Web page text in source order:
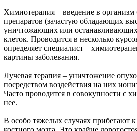
Химиотерапия – введение в
препаратов (зачастую обладающих
уничтожающих или
клеток. Проводится в несколько
определяет специалист –
картины заболевания.
Лучевая терапия – уничтожение
посредством воздействия на них
Часто проводится в совокупности с
нее.
В особо тяжелых случаях прибегают к
костного мозга. Это крайне